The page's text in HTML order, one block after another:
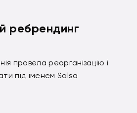
ребрендинг
провела реорганізацію і
під іменем Salsa